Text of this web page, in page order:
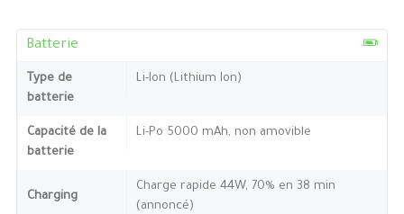
Batterie
Type de
batterie
Li-Ion (Lithium Ion)
Capacité de la
batterie
Li-Po 5000 mAh, non amovible
Charging
Charge rapide 44W, 70% en 38 min
(annoncé)